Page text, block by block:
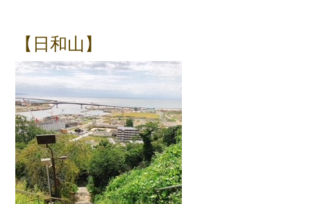
【日和山】